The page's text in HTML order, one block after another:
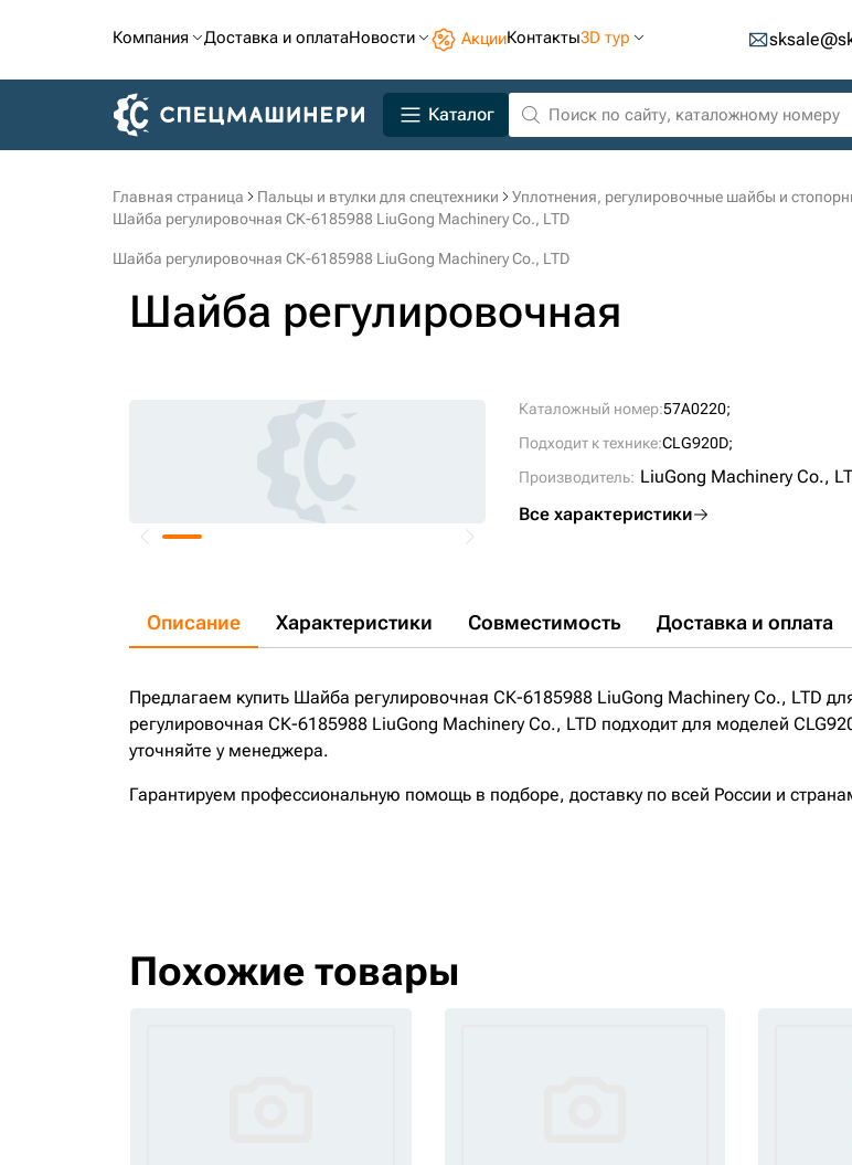
Компания Доставка и оплатаНовости АкцииКонтакты3D тур
Каталог
Главная страница Пальцы и втулки для спецтехники
Уплотнения, регулировочные шайбы и
Шайба регулировочная СК-6185988 LiuGong Machinery Cо., LTD
Шайба регулировочная СК-6185988 LiuGong Machinery Cо., LTD
Шайба регулировочная
Каталожный номер:57A0220;
Подходит к технике:CLG920D;
Производитель: LiuGong Machinery Cо.,
Все характеристики
Описание Характеристики Совместимость Доставка и оплата
Предлагаем купить Шайба регулировочная СК-6185988 LiuGong Machinery Cо., LTD
регулировочная СК-6185988 LiuGong Machinery Cо., LTD подходит для моделей
уточняйте у менеджера.
Гарантируем профессиональную помощь в подборе, доставку по всей России и
Похожие товары